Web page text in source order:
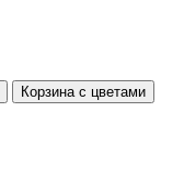
Корзина с цветами